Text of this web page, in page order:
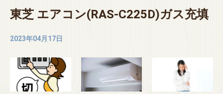
東芝 エアコン(RAS-C225D)ガス充填
2023年04月17日